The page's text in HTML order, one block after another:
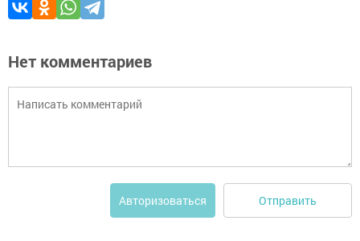
Нет комментариев
Авторизоваться Отправить